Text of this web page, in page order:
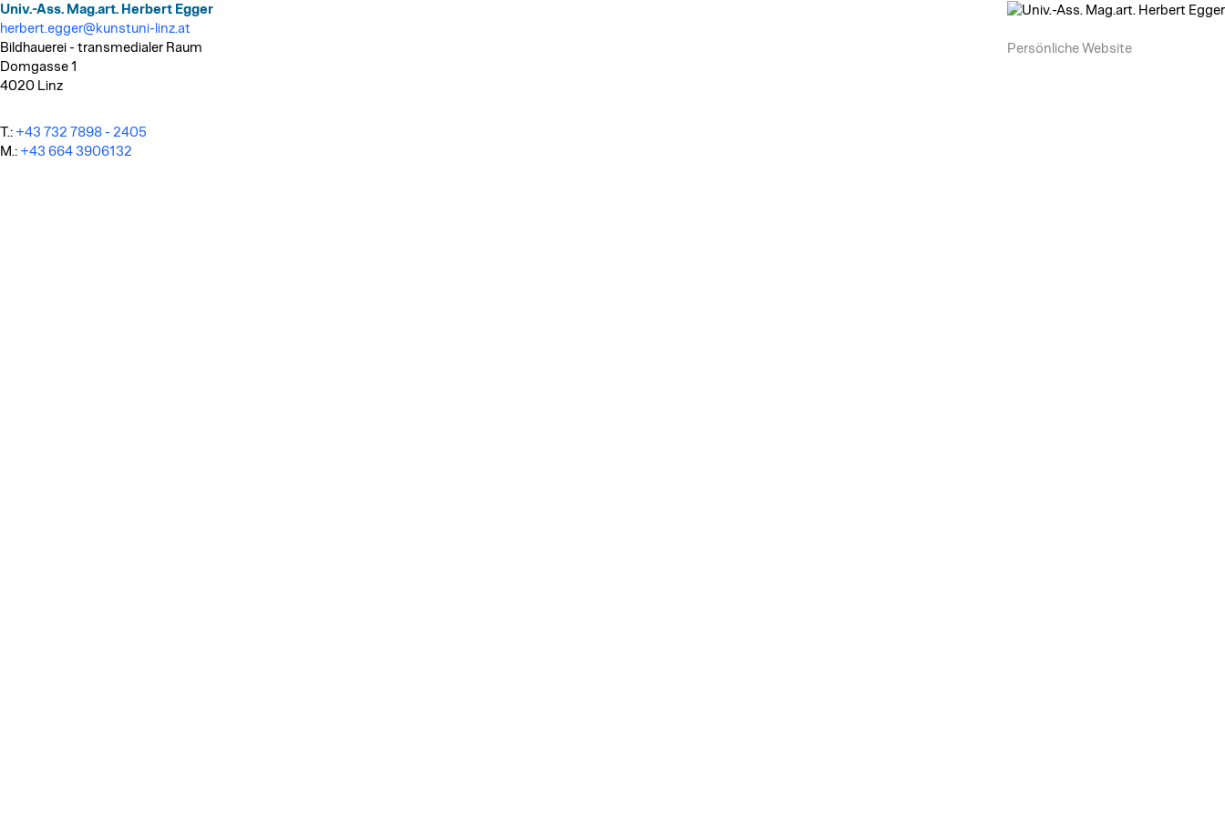
Univ.-Ass. Mag.art. Herbert Egger
herbert.egger@kunstuni-linz.at
Bildhauerei - transmedialer Raum
Domgasse 1
4020 Linz
T.: +43 732 7898 - 2405
M.: +43 664 3906132
Persönliche Website